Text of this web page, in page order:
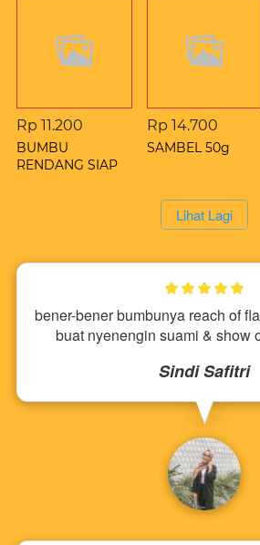
Rp 11.200
BUMBU
RENDANG SIAP
Rp 14.700
SAMBEL 50g
`Lihat Lagi
bener-bener bumbunya reach of
buat nyenengin suami & show
Sindi Safitri